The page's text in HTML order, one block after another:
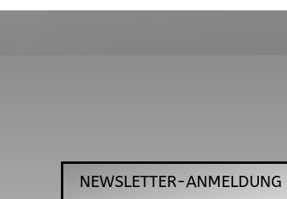
NEWSLETTER-ANMELDUNG